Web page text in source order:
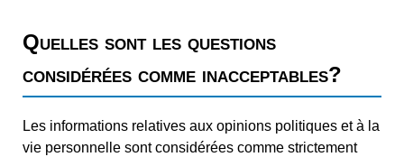
Quelles sont les questions
considérées comme inacceptables?
Les informations relatives aux opinions politiques et à la
vie personnelle sont considérées comme strictement